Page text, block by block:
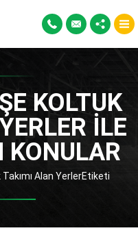
KOLTUK
ILE
KONULAR
Alan YerlerEtiketi